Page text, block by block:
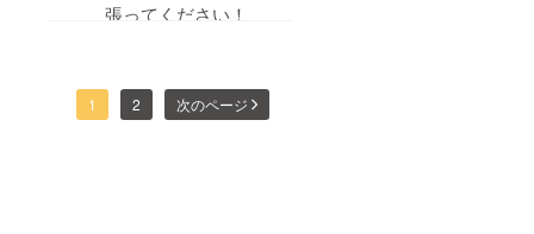
張ってください！
1 2 次のページ